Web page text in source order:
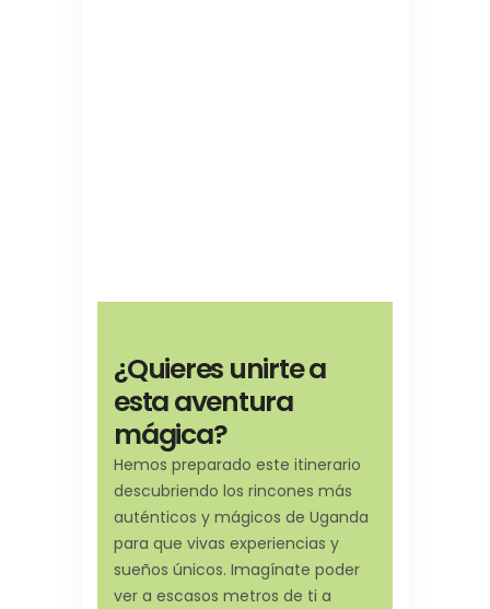
¿Quieres unirte a
esta aventura
mágica?
Hemos preparado este itinerario
descubriendo los rincones más
auténticos y mágicos de Uganda
para que vivas experiencias y
sueños únicos. Imagínate poder
ver a escasos metros de ti a